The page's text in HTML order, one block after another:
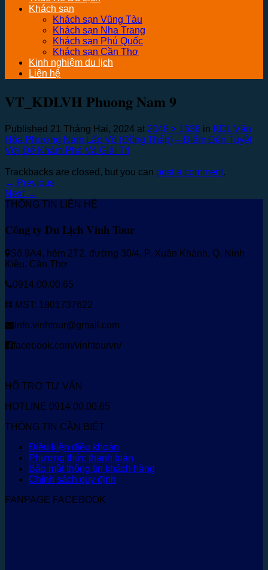
Khách sạn
Khách sạn Vũng Tàu
Khách sạn Nha Trang
Khách sạn Phú Quốc
Khách sạn Cần Thơ
Kinh nghiệm du lịch
Liên hệ
VT_KDLVH Phuong Nam 9
Published 21 Tháng Hai, 2024 at 2048 × 1536 in KDL Văn
Hóa Phương Nam Lấp Vò (Đồng Tháp) – Điểm Đến Tuyệt
Vời Để Khám Phá Và Giải Trí
Trackbacks are closed, but you can post a comment.
← Previous
Next →
THÔNG TIN LIÊN HỆ
Công ty Du Lịch Vinh Tour
Số 9A4, hẻm 2T2, đường 30/4, P. Xuân Khánh, Q. Ninh
Kiều, Cần Thơ
0914.00.00.65
MST: 1801737622
info.vinhtour@gmail.com
facebook.com/vinhtourvn/
HỖ TRỢ TƯ VẤN
HOTLINE 0914.00.00.65
THÔNG TIN CẦN BIẾT
Điều kiện điều khoản
Phương thức thanh toán
Bảo mật thông tin khách hàng
Chính sách quy định
FANPAGE FACEBOOK